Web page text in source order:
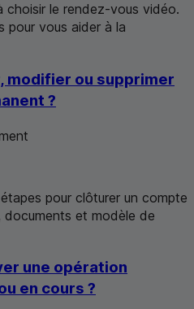
choisir le rendez-vous vidéo.
pour vous aider à la
modifier ou supprimer
?
pour clôturer un compte
documents et modèle de
une opération
en cours ?